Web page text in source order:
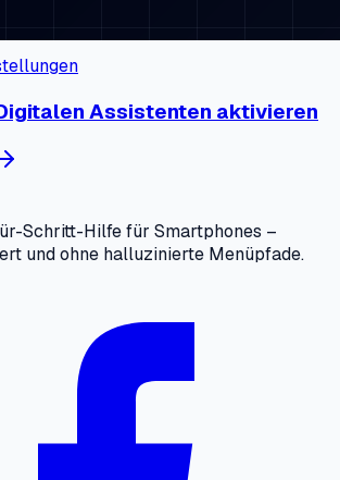
Assistenten aktivieren
Schritt-Hilfe für Smartphones –
und ohne halluzinierte Menüpfade.